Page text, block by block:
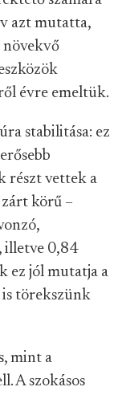
azt mutatta,
évre emeltük.
stabilitása: ez
részt vettek a
körű –
illetve 0,84
ez jól mutatja a
törekszünk
mint a
A szokásos